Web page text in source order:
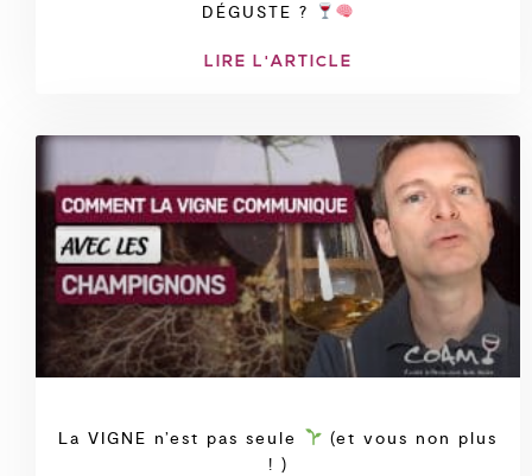
DÉGUSTE ?
LIRE L'ARTICLE
La VIGNE n’est pas seule
(et vous non plus
! )